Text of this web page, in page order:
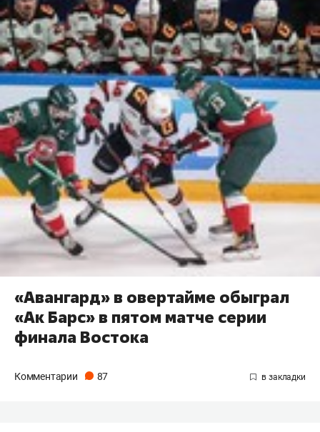
«Авангард» в овертайме обыграл
«Ак Барс» в пятом матче серии
финала Востока
Комментарии 87